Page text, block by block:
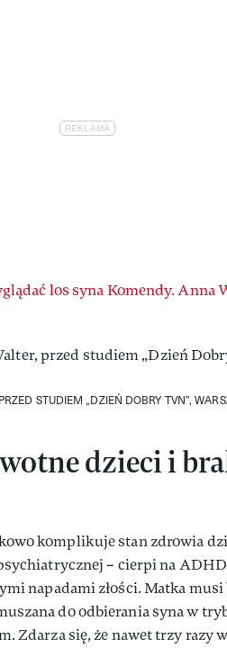
los syna Komendy. Anna
STUDIEM „DZIEŃ DOBRY TVN”,
dzieci i
komplikuje stan zdrowia
– cierpi na
napadami złości. Matka
do odbierania syna w
Zdarza się, że nawet trzy razy